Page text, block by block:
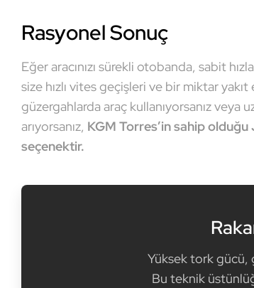
Rasyonel Sonuç
Eğer aracınızı sürekli otobanda, sabit
size hızlı vites geçişleri ve bir miktar
güzergahlarda araç kullanıyorsanız veya
arıyorsanız, KGM Torres’in sahip
seçenektir.
Yüksek tork gücü,
Bu teknik